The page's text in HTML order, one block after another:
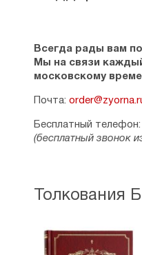
Всегда рады вам
Мы на связи
московскому
Почта:
Бесплатный телефон:
(бесплатный звонок
Толкования